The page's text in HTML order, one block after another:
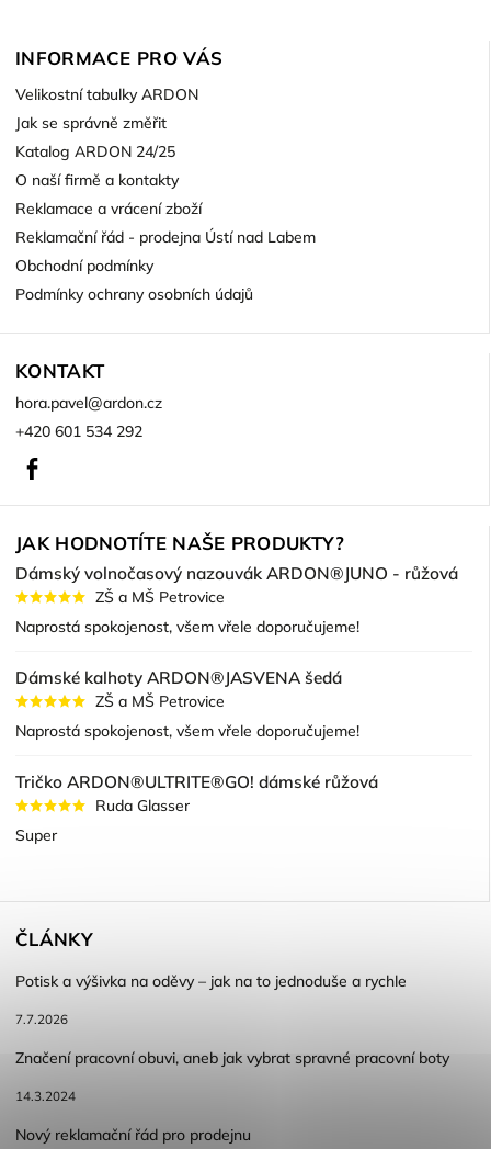
INFORMACE PRO VÁS
Velikostní tabulky ARDON
Jak se správně změřit
Katalog ARDON 24/25
O naší firmě a kontakty
Reklamace a vrácení zboží
Reklamační řád - prodejna Ústí nad Labem
Obchodní podmínky
Podmínky ochrany osobních údajů
KONTAKT
hora.pavel@ardon.cz
+420 601 534 292
JAK HODNOTÍTE NAŠE PRODUKTY?
Dámský volnočasový nazouvák ARDON®JUNO - růžová
ZŠ a MŠ Petrovice
Naprostá spokojenost, všem vřele doporučujeme!
Dámské kalhoty ARDON®JASVENA šedá
ZŠ a MŠ Petrovice
Naprostá spokojenost, všem vřele doporučujeme!
Tričko ARDON®ULTRITE®GO! dámské růžová
Ruda Glasser
Super
ČLÁNKY
Potisk a výšivka na oděvy – jak na to jednoduše a rychle
7.7.2026
Značení pracovní obuvi, aneb jak vybrat spravné pracovní boty
14.3.2024
Nový reklamační řád pro prodejnu